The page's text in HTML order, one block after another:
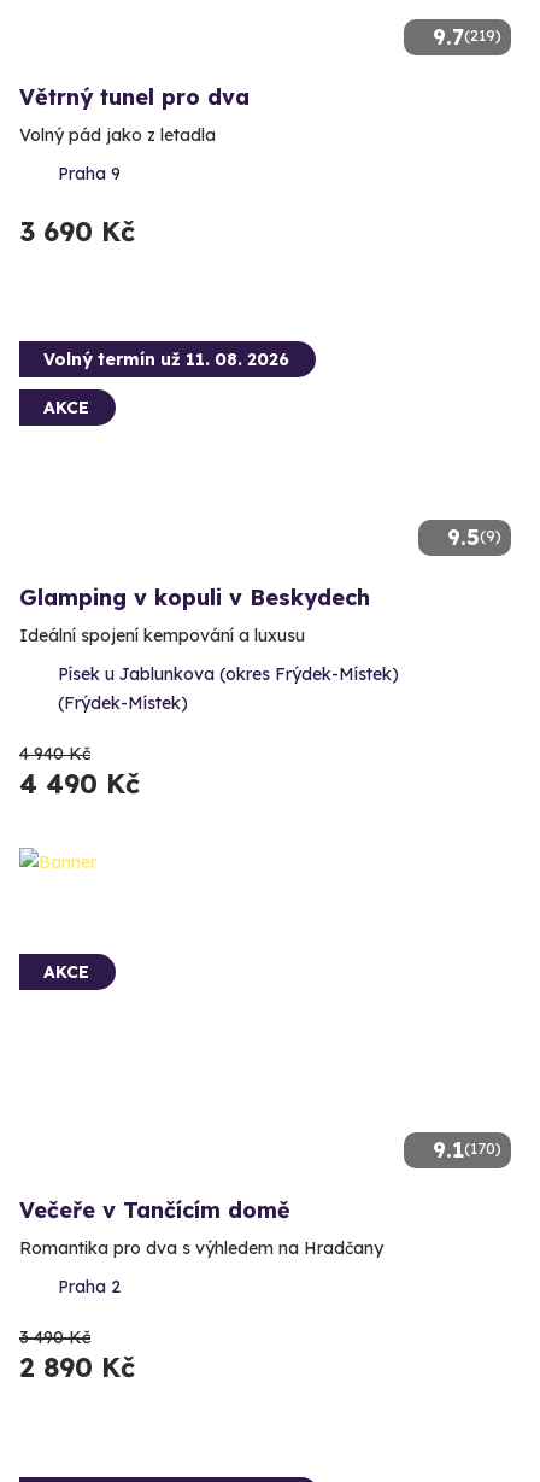
9.7(219)
Větrný tunel pro dva
Volný pád jako z letadla
Praha 9
3 690 Kč
9.5(9)
Volný termín už 11. 08. 2026
AKCE
Glamping v kopuli v Beskydech
Ideální spojení kempování a luxusu
Písek u Jablunkova (okres Frýdek-Místek)
(Frýdek-Místek)
4 940 Kč
4 490 Kč
9.1(170)
AKCE
Večeře v Tančícím domě
Romantika pro dva s výhledem na Hradčany
Praha 2
3 490 Kč
2 890 Kč